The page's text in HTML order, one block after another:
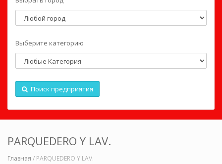
Выберите категорию
Поиск предприятия
PARQUEDERO Y LAV.
Главная / PARQUEDERO Y LAV.